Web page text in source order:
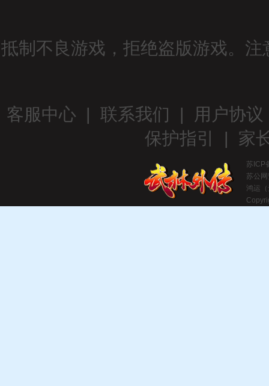
抵制不良游戏，拒绝盗版游戏。
客服中心 | 联系我们 |
用户协议
保护指引
| 家
苏ICP
苏公
鸿运